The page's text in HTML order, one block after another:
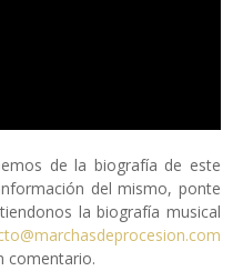
de la biografía de este
del mismo, ponte
la biografía musical
comentario.